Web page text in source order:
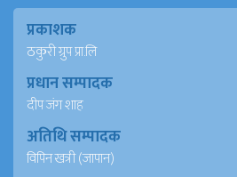
प्रकाशक
ठकुरी ग्रुप प्रा.लि
प्रधान सम्पादक
दीप जंग शाह
अतिथि सम्पादक
विपिन खत्री (जापान)